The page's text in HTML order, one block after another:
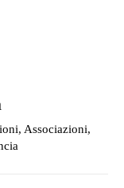
Associazioni,